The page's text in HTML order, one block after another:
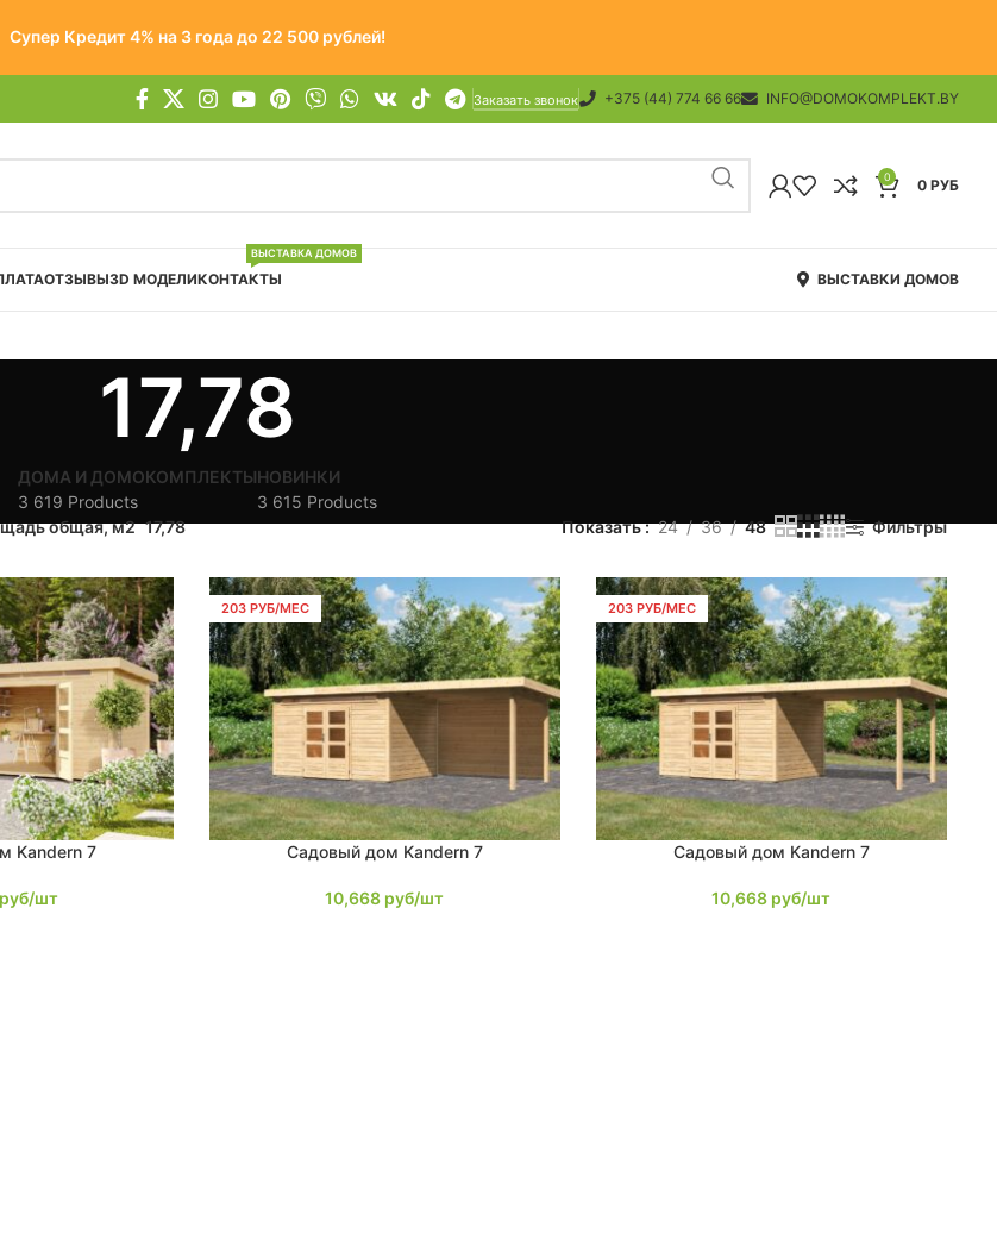
Супер Кредит 4% на 3 года до 22 500 рублей!
Заказать звонок +375 (44) 774 66 66 INFO@DOMOKOMPLEKT.BY
0 0 РУБ
ОТЗЫВЫ3D МОДЕЛИКОНТАКТЫ
ВЫСТАВКА ДОМОВ
ВЫСТАВКИ ДОМОВ
17,78
ДОМА И ДОМОКОМПЛЕКТЫ
3 619 Products
НОВИНКИ
3 615 Products
общая, м2 17,78 Показать 24 36 48 Фильтры
Kandern 7
руб/шт
203 РУБ/МЕС
В КОРЗИНУСадовый дом Kandern 7
10,668 руб/шт
203 РУБ/МЕС
В КОРЗИНУСадовый дом Kandern 7
10,668 руб/шт